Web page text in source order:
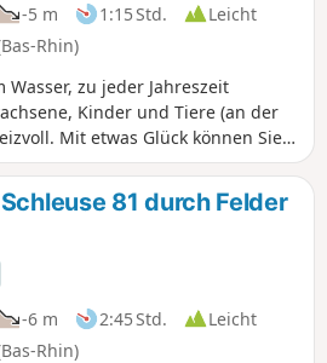
-5 m 1:15 Std.
Leicht
Rhin)
zu jeder Jahreszeit
Kinder und Tiere (an der
Mit etwas Glück können Sie
darunter Eisvögel, sowie
schönen Jahreszeit eignet sich
Picknick am Wasser.81 durch Felder
-6 m 2:45 Std.
Leicht
Rhin)